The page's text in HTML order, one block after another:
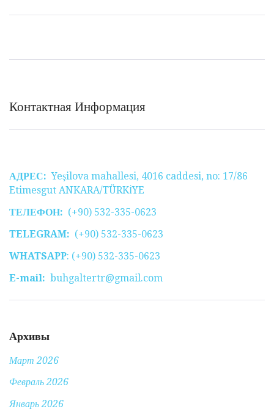
Контактная Информация
АДРЕС: Yeşilova mahallesi, 4016 caddesi, no: 17/86
Etimesgut ANKARA/TÜRKİYE
ТЕЛЕФОН: (+90) 532-335-0623
TELEGRAM: (+90) 532-335-0623
WHATSAPP: (+90) 532-335-0623
E-mail: buhgaltertr@gmail.com
Архивы
Март 2026
Февраль 2026
Январь 2026